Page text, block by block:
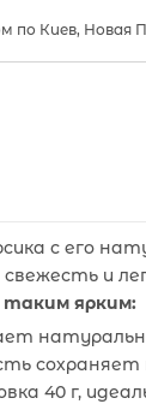
по Киев, Новая
с его
и
ярким:
40 г,